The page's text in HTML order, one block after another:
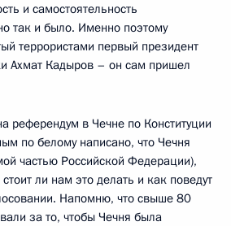
и самостоятельность
так и было. Именно поэтому
террористами первый президент
Ахмат Кадыров – он сам пришел
референдум в Чечне по Конституции
по белому написано, что Чечня
частью Российской Федерации),
ли нам это делать и как поведут
Напомню, что свыше 80
за то, чтобы Чечня была